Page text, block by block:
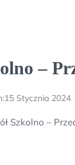
–
15 Stycznia 2024
Szkolno –